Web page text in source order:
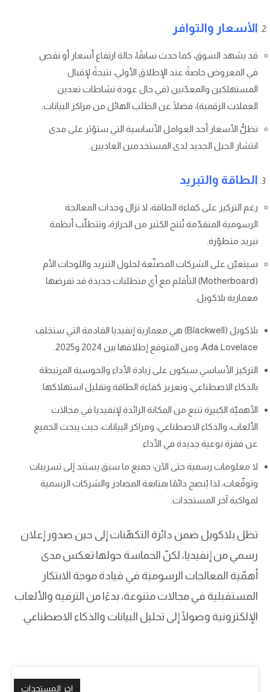
الأسعار والتوافر
قد يشهد السوق، كما حدث سابقًا، حالة ارتفاع أسعار أو نقص
في المعروض خاصةً عند الإطلاق الأولي، نتيجةً لإقبال
المستهلكين والمعدّنين (في حال عودة نشاطات تعدين
العملات الرقمية)، فضلًا عن الطلب الهائل من مراكز البيانات.
تظلُّ الأسعار أحد العوامل الأساسية التي ستؤثر على مدى
انتشار الجيل الجديد لدى المستخدمين العاديين.
الطاقة والتبريد
رغم التركيز على كفاءة الطاقة، لا تزال وحدات المعالجة
الرسومية المتقدّمة تُنتج الكثير من الحرارة، وتتطلّب أنظمة
تبريد متطوّرة.
سيتعيّن على الشركات المصنّعة لحلول التبريد واللوحات الأم
(Motherboard) التأقلم مع أي متطلبات جديدة قد تفرضها
معمارية بلاكويل.
بلاكويل (Blackwell) هي معمارية إنفيديا القادمة التي ستخلف
Ada Lovelace، ومن المتوقع إطلاقها بين 2024 و2025.
التركيز الأساسي سيكون على زيادة الأداء والحوسبة المرتبطة
بالذكاء الاصطناعي، وتعزيز كفاءة الطاقة وتقليل استهلاكها.
الأهميّة الكبيرة تنبع من المكانة الرائدة لإنفيديا في مجالات
الألعاب، والذكاء الاصطناعي، ومراكز البيانات، حيث يبحث الجميع
عن قفزة نوعية جديدة في الأداء.
لا معلومات رسمية حتى الآن؛ جميع ما سبق يستند إلى تسريبات
وتوقّعات، لذا يُنصح دائمًا بمتابعة المصادر والشركات الرسمية
لمواكبة آخر المستجدات.
تظل بلاكويل ضمن دائرة التكهّنات إلى حين صدور إعلان
رسمي من إنفيديا، لكنّ الحماسة حولها تعكس مدى
أهمّية المعالجات الرسومية في قيادة موجة الابتكار
المستقبلية في مجالات متنوعة، بدءًا من الترفيه والألعاب
الإلكترونية وصولًا إلى تحليل البيانات والذكاء الاصطناعي.
اخر المستجدات